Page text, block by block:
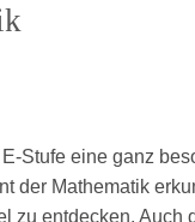
Stufe eine ganz
der Mathematik
zu entdecken. Auch